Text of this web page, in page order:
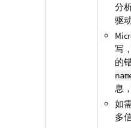
分
驱
写
的
息
如
多